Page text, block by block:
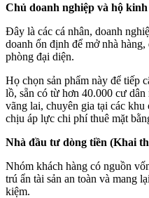
Chủ doanh nghiệp và hộ
Đây là các cá nhân, doanh
doanh ổn định để mở nhà
phòng đại diện.
Họ chọn sản phẩm này để tiếp
lồ, sẵn có từ hơn 40.000 cư
vãng lai, chuyên gia tại các
chịu áp lực chi phí thuê mặt
Nhà đầu tư dòng tiền (Khai
Nhóm khách hàng có nguồn
trú ẩn tài sản an toàn và mang
kiệm.